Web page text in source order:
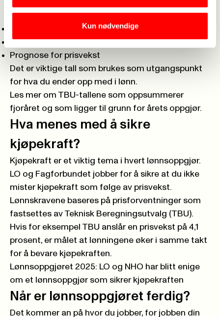
Kun nødvendige
TBU, Teknisk Beregningsutvalg beregner:
Hvordan lønnsveksten har vært tidligere
Hvordan status faktisk er
Prognose for prisvekst
Det er viktige tall som brukes som utgangspunkt
for hva du ender opp med i lønn.
Les mer om TBU-tallene som oppsummerer
fjoråret og som ligger til grunn for årets oppgjør.
Hva menes med å sikre
kjøpekraft?
Kjøpekraft er et viktig tema i hvert lønnsoppgjør.
LO og Fagforbundet jobber for å sikre at du ikke
mister kjøpekraft som følge av prisvekst.
Lønnskravene baseres på prisforventninger som
fastsettes av Teknisk Beregningsutvalg (TBU).
Hvis for eksempel TBU anslår en prisvekst på 4,1
prosent, er målet at lønningene øker i samme takt
for å bevare kjøpekraften.
Lønnsoppgjøret 2025: LO og NHO har blitt enige
om et lønnsoppgjør som sikrer kjøpekraften
Når er lønnsoppgjøret ferdig?
Det kommer an på hvor du jobber, for jobben din